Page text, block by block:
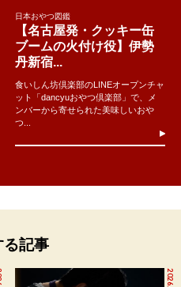
日本おやつ図鑑
【名古屋発・クッキー缶
ブームの火付け役】伊勢
丹新宿...
食いしん坊倶楽部のLINEオープンチャ
ット「dancyuおやつ倶楽部」で、メ
ンバーから寄せられた美味しいおや
つ...
る記事